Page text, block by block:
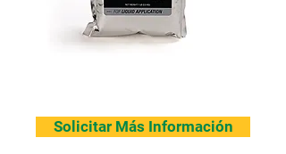
Solicitar Más Información